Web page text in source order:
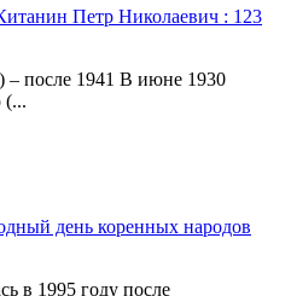
Петр Николаевич : 123
– после 1941 В июне 1930
(...
день коренных народов
в 1995 году после